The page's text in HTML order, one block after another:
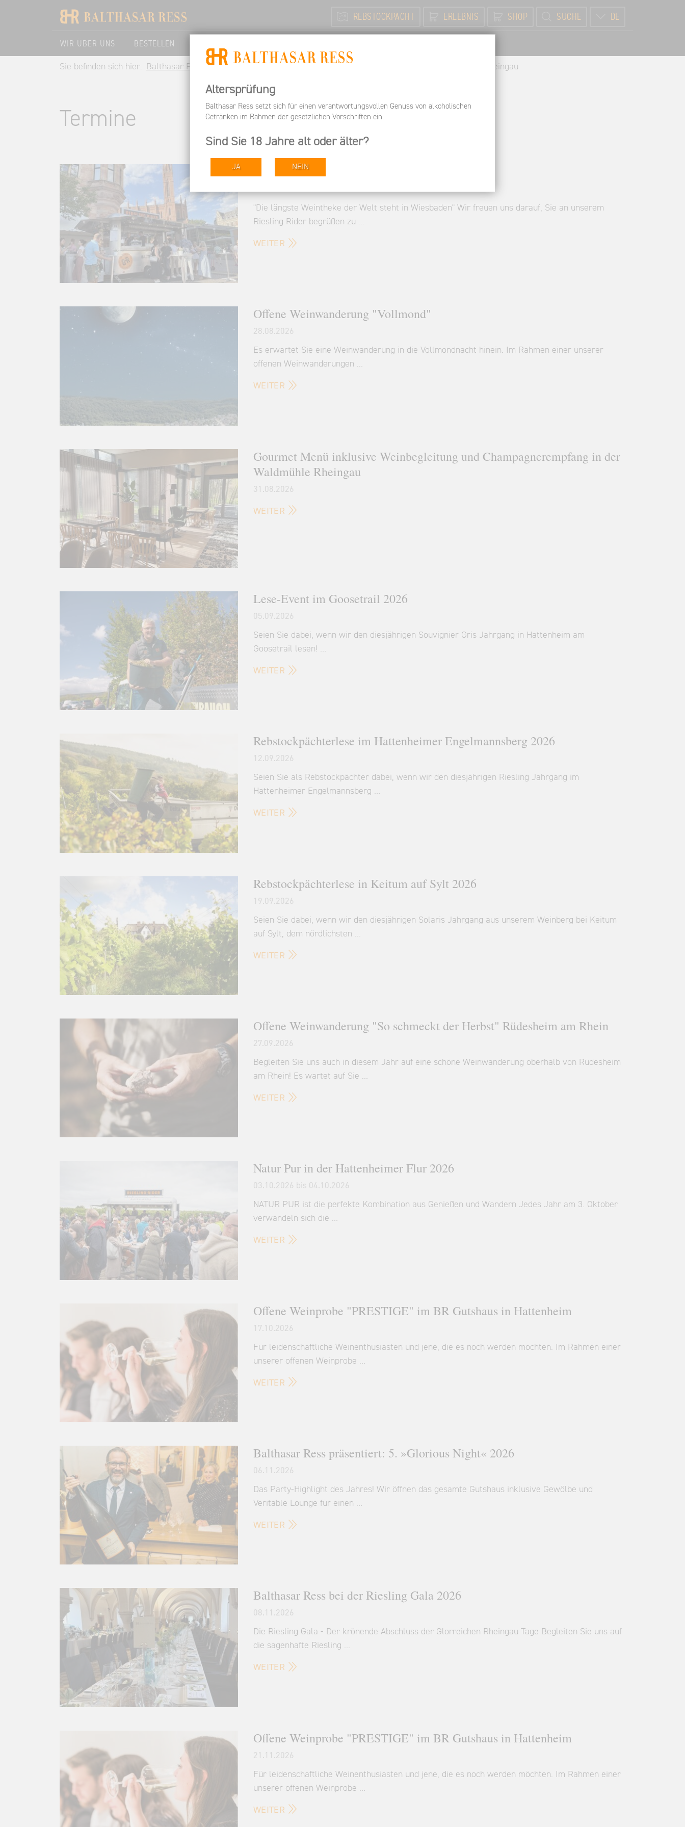
REBSTOCKPACHT ERLEBNIS SHOP SUCHE DE
WIR ÜBER UNS BESTELLEN
Sie befinden sich hier: Balthasar Ress DE Veranstaltungen & Termine | Weingut Balthasar Ress Rheingau
Termine
Rheingauer Weinwoche 2026
"Die längste Weintheke der Welt steht in Wiesbaden" Wir freuen uns darauf, Sie an unserem
Riesling Rider begrüßen zu …
WEITER
Offene Weinwanderung "Vollmond"
28.08.2026
Es erwartet Sie eine Weinwanderung in die Vollmondnacht hinein. Im Rahmen einer unserer
offenen Weinwanderungen …
WEITER
Gourmet Menü inklusive Weinbegleitung und Champagnerempfang in der
Waldmühle Rheingau
31.08.2026
WEITER
Lese-Event im Goosetrail 2026
05.09.2026
Seien Sie dabei, wenn wir den diesjährigen Souvignier Gris Jahrgang in Hattenheim am
Goosetrail lesen! …
WEITER
Rebstockpächterlese im Hattenheimer Engelmannsberg 2026
12.09.2026
Seien Sie als Rebstockpächter dabei, wenn wir den diesjährigen Riesling Jahrgang im
Hattenheimer Engelmannsberg …
WEITER
Rebstockpächterlese in Keitum auf Sylt 2026
19.09.2026
Seien Sie dabei, wenn wir den diesjährigen Solaris Jahrgang aus unserem Weinberg bei Keitum
auf Sylt, dem nördlichsten …
WEITER
Offene Weinwanderung "So schmeckt der Herbst" Rüdesheim am Rhein
27.09.2026
Begleiten Sie uns auch in diesem Jahr auf eine schöne Weinwanderung oberhalb von Rüdesheim
am Rhein! Es wartet auf Sie …
WEITER
Natur Pur in der Hattenheimer Flur 2026
03.10.2026 bis 04.10.2026
NATUR PUR ist die perfekte Kombination aus Genießen und Wandern Jedes Jahr am 3. Oktober
verwandeln sich die …
WEITER
Offene Weinprobe "PRESTIGE" im BR Gutshaus in Hattenheim
17.10.2026
Für leidenschaftliche Weinenthusiasten und jene, die es noch werden möchten. Im Rahmen einer
unserer offenen Weinprobe …
WEITER
Balthasar Ress präsentiert: 5. »Glorious Night« 2026
06.11.2026
Das Party-Highlight des Jahres! Wir öffnen das gesamte Gutshaus inklusive Gewölbe und
Veritable Lounge für einen …
WEITER
Balthasar Ress bei der Riesling Gala 2026
08.11.2026
Die Riesling Gala - Der krönende Abschluss der Glorreichen Rheingau Tage Begleiten Sie uns auf
die sagenhafte Riesling …
WEITER
Offene Weinprobe "PRESTIGE" im BR Gutshaus in Hattenheim
21.11.2026
Für leidenschaftliche Weinenthusiasten und jene, die es noch werden möchten. Im Rahmen einer
unserer offenen Weinprobe …
WEITER
Altersprüfung
Balthasar Ress setzt sich für einen verantwortungsvollen Genuss von alkoholischen
Getränken im Rahmen der gesetzlichen Vorschriften ein.
Sind Sie 18 Jahre alt oder älter?
JA NEIN